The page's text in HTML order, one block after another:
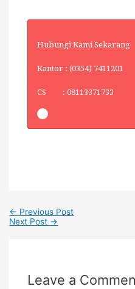
Hubungi Kami Sekarang
Kantor : (0354) 7411201
CS : 08113371733
← Previous Post
Next Post →
Leave a